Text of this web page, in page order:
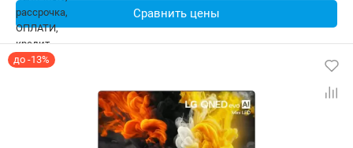
Сравнить цены
до -13%